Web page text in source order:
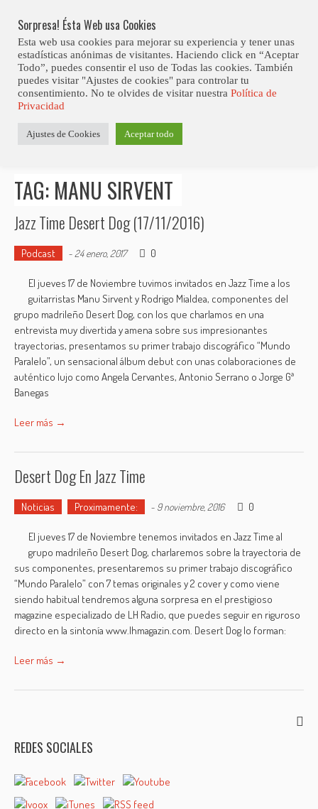
content
Club Contest.
Posts tagged "Manu Sirvent"
TAG: MANU SIRVENT
Jazz Time Desert Dog (17/11/2016)
Podcast - 24 enero, 2017 0
El jueves 17 de Noviembre tuvimos invitados en Jazz Time a los
guitarristas Manu Sirvent y Rodrigo Mialdea, componentes del
grupo madrileño Desert Dog, con los que charlamos en una
entrevista muy divertida y amena sobre sus impresionantes
trayectorias, presentamos su primer trabajo discográfico “Mundo
Paralelo”, un sensacional álbum debut con unas colaboraciones de
auténtico lujo como Angela Cervantes, Antonio Serrano o Jorge Gª
Banegas
Leer más →
Desert Dog En Jazz Time
Noticias Proximamente: - 9 noviembre, 2016 0
El jueves 17 de Noviembre tenemos invitados en Jazz Time al
grupo madrileño Desert Dog, charlaremos sobre la trayectoria de
sus componentes, presentaremos su primer trabajo discográfico
“Mundo Paralelo” con 7 temas originales y 2 cover y como viene
siendo habitual tendremos alguna sorpresa en el prestigioso
magazine especializado de LH Radio, que puedes seguir en riguroso
directo en la sintonía www.lhmagazin.com. Desert Dog lo forman:
Leer más →
REDES SOCIALES
Sorpresa! Ésta Web usa Cookies
Esta web usa cookies para mejorar su experiencia y tener unas
estadísticas anónimas de visitantes. Haciendo click en “Aceptar
Todo”, puedes consentir el uso de Todas las cookies. También
puedes visitar "Ajustes de cookies" para controlar tu
consentimiento. No te olvides de visitar nuestra Política de
Privacidad
Ajustes de Cookies Aceptar todo